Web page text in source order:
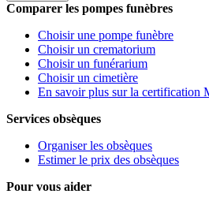
Comparer les pompes funèbres
Choisir une pompe funèbre
Choisir un crematorium
Choisir un funérarium
Choisir un cimetière
En savoir plus sur la certification
Services obsèques
Organiser les obsèques
Estimer le prix des obsèques
Pour vous aider